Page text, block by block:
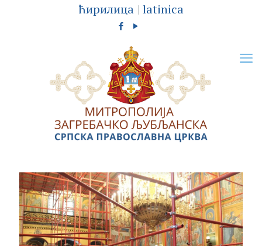
ћирилица | latinica